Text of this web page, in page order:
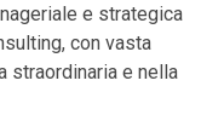
e strategica
con vasta
straordinaria e nella